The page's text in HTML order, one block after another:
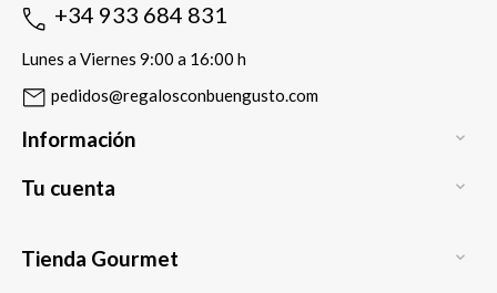
+34 933 684 831
Lunes a Viernes 9:00 a 16:00 h
pedidos@regalosconbuengusto.com
Información 
Tu cuenta 
Tienda Gourmet 